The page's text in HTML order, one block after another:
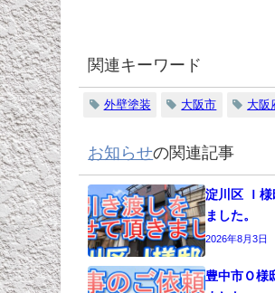
関連キーワード
外壁塗装 大阪市 大阪
お知らせの関連記事
淀川区 Ｉ
ました。
2026年8月3日
豊中市Ｏ様